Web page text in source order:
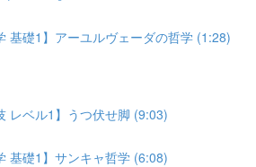
基礎1】アーユルヴェーダの哲学 (1:28)
レベル1】うつ伏せ脚 (9:03)
基礎1】サンキャ哲学 (6:08)